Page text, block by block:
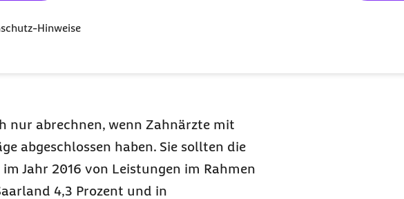
Hinweise
in
kaum
nur abrechnen, wenn Zahnärzte mit
abgeschlossen haben. Sie sollten die
Jahr 2016 von Leistungen im Rahmen
4,3 Prozent und in